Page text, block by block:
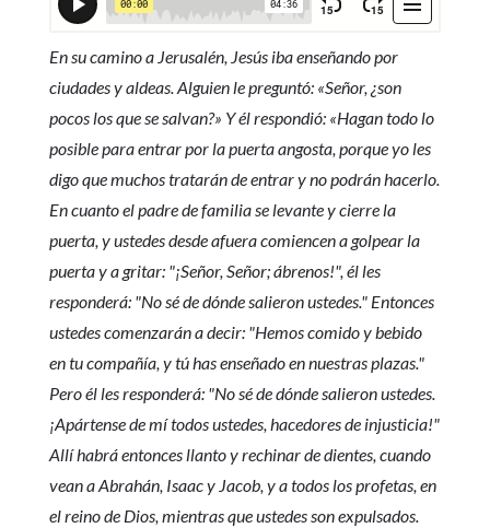
En su camino a Jerusalén, Jesús iba enseñando por
ciudades y aldeas. Alguien le preguntó: «Señor, ¿son
pocos los que se salvan?» Y él respondió: «Hagan todo lo
posible para entrar por la puerta angosta, porque yo les
digo que muchos tratarán de entrar y no podrán hacerlo.
En cuanto el padre de familia se levante y cierre la
puerta, y ustedes desde afuera comiencen a golpear la
puerta y a gritar: "¡Señor, Señor; ábrenos!", él les
responderá: "No sé de dónde salieron ustedes." Entonces
ustedes comenzarán a decir: "Hemos comido y bebido
en tu compañía, y tú has enseñado en nuestras plazas."
Pero él les responderá: "No sé de dónde salieron ustedes.
¡Apártense de mí todos ustedes, hacedores de injusticia!"
Allí habrá entonces llanto y rechinar de dientes, cuando
vean a Abrahán, Isaac y Jacob, y a todos los profetas, en
el reino de Dios, mientras que ustedes son expulsados.